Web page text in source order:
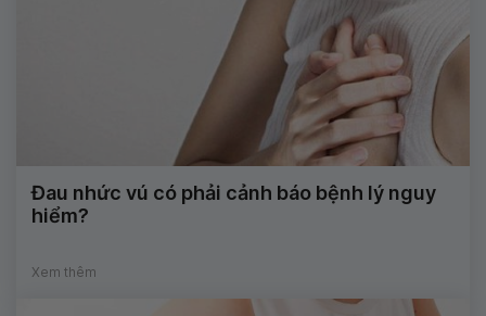
Đau nhức vú có phải cảnh báo bệnh lý nguy
hiểm?
Xem thêm